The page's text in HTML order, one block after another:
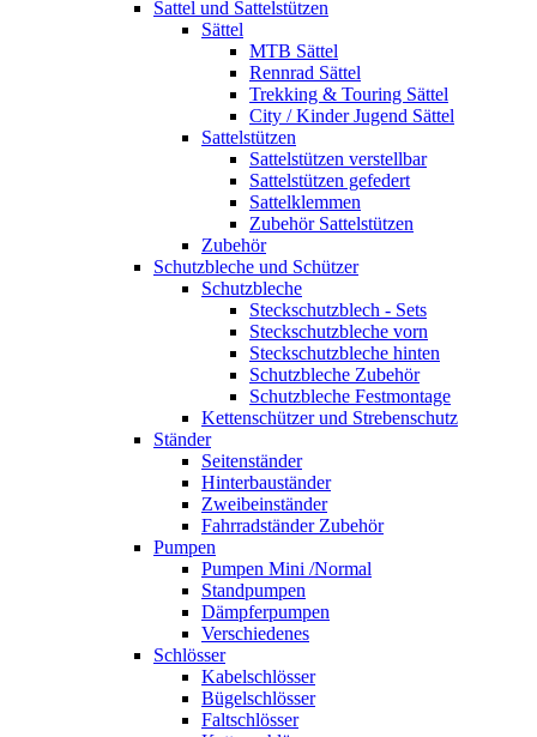
Sattel und Sattelstützen
Sättel
MTB Sättel
Rennrad Sättel
Trekking & Touring Sättel
City / Kinder Jugend Sättel
Sattelstützen
Sattelstützen verstellbar
Sattelstützen gefedert
Sattelklemmen
Zubehör Sattelstützen
Zubehör
Schutzbleche und Schützer
Schutzbleche
Steckschutzblech - Sets
Steckschutzbleche vorn
Steckschutzbleche hinten
Schutzbleche Zubehör
Schutzbleche Festmontage
Kettenschützer und Strebenschutz
Ständer
Seitenständer
Hinterbauständer
Zweibeinständer
Fahrradständer Zubehör
Pumpen
Pumpen Mini /Normal
Standpumpen
Dämpferpumpen
Verschiedenes
Schlösser
Kabelschlösser
Bügelschlösser
Faltschlösser